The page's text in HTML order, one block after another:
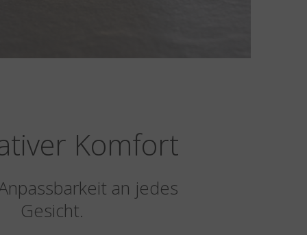
Komfort
an jedes
Gesicht.